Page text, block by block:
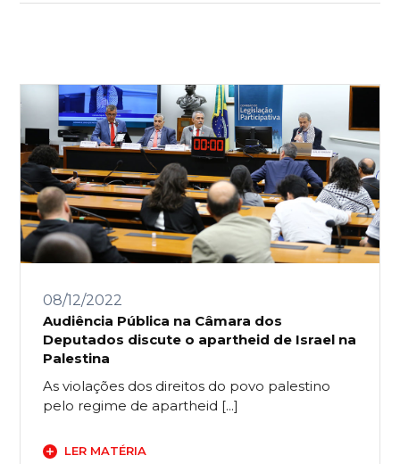
08/12/2022
Audiência Pública na Câmara dos
Deputados discute o apartheid de Israel na
Palestina
As violações dos direitos do povo palestino
pelo regime de apartheid [...]
LER MATÉRIA